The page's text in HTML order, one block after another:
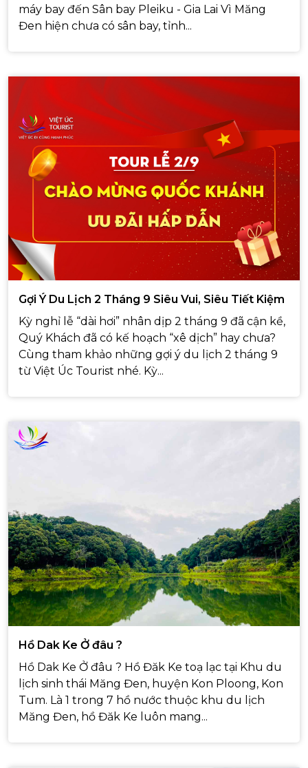
máy bay đến Sân bay Pleiku - Gia Lai Vì Măng
Đen hiện chưa có sân bay, tỉnh...
Gợi Ý Du Lịch 2 Tháng 9 Siêu Vui, Siêu Tiết Kiệm
Kỳ nghỉ lễ “dài hơi” nhân dịp 2 tháng 9 đã cận kề,
Quý Khách đã có kế hoạch “xê dịch” hay chưa?
Cùng tham khảo những gợi ý du lịch 2 tháng 9
từ Việt Úc Tourist nhé. Kỳ...
Hồ Dak Ke Ở đâu ?
Hồ Dak Ke Ở đâu ? Hồ Đăk Ke toạ lạc tại Khu du
lịch sinh thái Măng Đen, huyện Kon Ploong, Kon
Tum. Là 1 trong 7 hồ nước thuộc khu du lịch
Măng Đen, hồ Đăk Ke luôn mang...